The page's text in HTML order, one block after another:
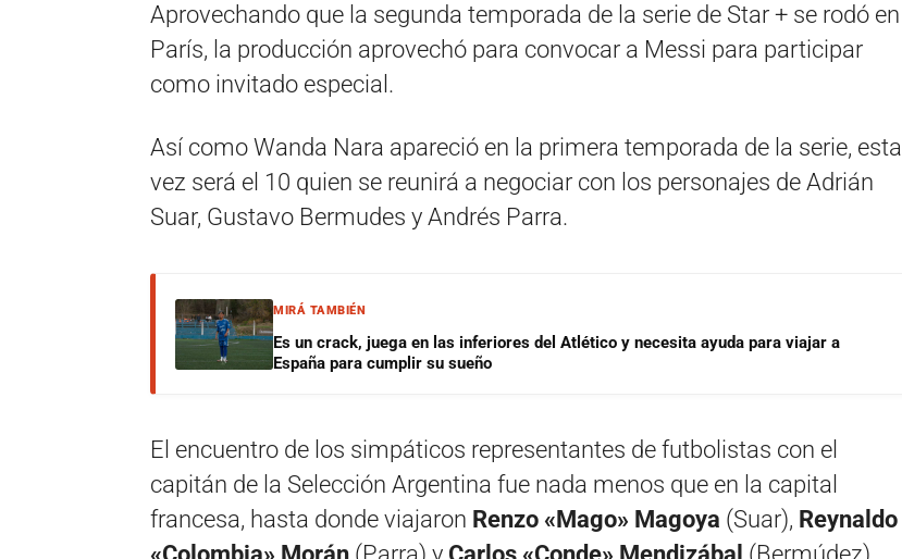
Aprovechando que la segunda temporada de la serie de Star + se rodó en
París, la producción aprovechó para convocar a Messi para participar
como invitado especial.
Así como Wanda Nara apareció en la primera temporada de la serie, esta
vez será el 10 quien se reunirá a negociar con los personajes de Adrián
Suar, Gustavo Bermudes y Andrés Parra.
MIRÁ TAMBIÉN
Es un crack, juega en las inferiores del Atlético y necesita ayuda para viajar a
España para cumplir su sueño
El encuentro de los simpáticos representantes de futbolistas con el
capitán de la Selección Argentina fue nada menos que en la capital
francesa, hasta donde viajaron Renzo «Mago» Magoya (Suar), Reynaldo